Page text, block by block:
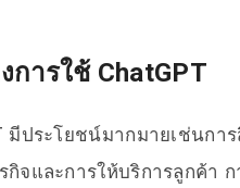
การใช้ ChatGPT
มีประโยชน์มากมายเช่นกา
จและการให้บริการลูกค้า